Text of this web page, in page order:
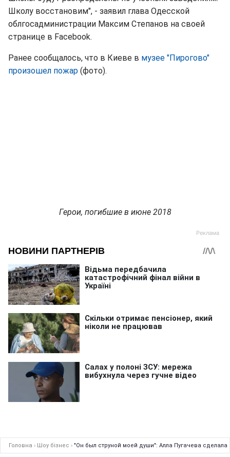
Школу восстановим", - заявил глава Одесской
облгосадминистрации Максим Степанов на своей
странице в Facebook.
Ранее сообщалось, что в Киеве в музее "Пирогово"
произошел пожар (фото).
Герои, погибшие в июне 2018
Головна › Шоу бізнес › "Он был струной моей души": Алла Пугачева